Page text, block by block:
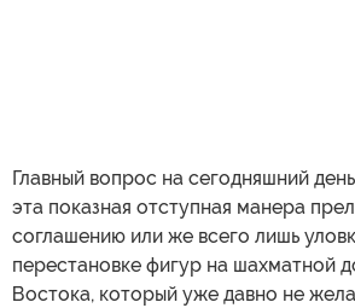
Главный вопрос на сегодняшний
эта показная отступная манера
соглашению или же всего лишь
перестановке фигур на шахматной
Востока, который уже давно не